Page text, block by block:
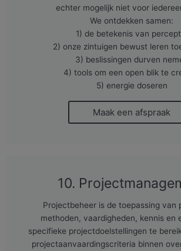
echter mogelijk niet voor
We ontdekken samen:
1) de betekenis van
2) onze zintuigen bewust leren
3) beslissingen durven
4) tools om een open blik te
5) energie doseren
Maak een afspraak
10.
Projectbeheer is de toepassing van
methoden, vaardigheden, kennis en
specifieke projectdoelstellingen te
projectaanvaardingscriteria binnen